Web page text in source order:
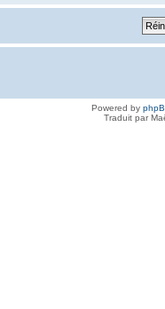
Powered by
Traduit par